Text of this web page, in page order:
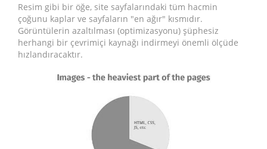
Resim gibi bir öğe, site sayfalarındaki tüm hacmin
çoğunu kaplar ve sayfaların "en ağır" kısmıdır.
Görüntülerin azaltılması (optimizasyonu) şüphesiz
herhangi bir çevrimiçi kaynağı indirmeyi önemli ölçüde
hızlandıracaktır.